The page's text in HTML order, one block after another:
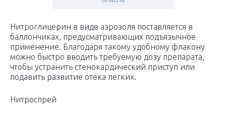
Нитроглицерин в виде аэрозоля поставляется в
баллончиках, предусматривающих подъязычное
применение. Благодаря такому удобному флакону
можно быстро вводить требуемую дозу препарата,
чтобы устранить стенокардический приступ или
подавить развитие отека легких.
Нитроспрей